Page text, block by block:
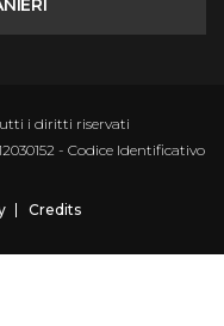
i diritti riservati
- Codice Identificativo
Credits